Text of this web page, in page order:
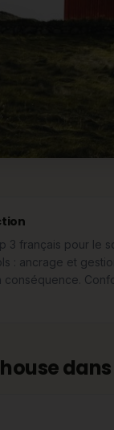
3 français pour le
: ancrage et
conséquence.
dans